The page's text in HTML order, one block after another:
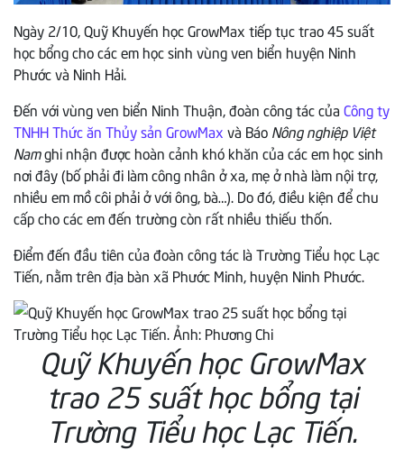
Ngày 2/10, Quỹ Khuyến học GrowMax tiếp tục trao 45 suất
học bổng cho các em học sinh vùng ven biển huyện Ninh
Phước và Ninh Hải.
Đến với vùng ven biển Ninh Thuận, đoàn công tác của Công ty
TNHH Thức ăn Thủy sản GrowMax và Báo Nông nghiệp Việt
Namghi nhận được hoàn cảnh khó khăn của các em học sinh
nơi đây (bố phải đi làm công nhân ở xa, mẹ ở nhà làm nội trợ,
nhiều em mồ côi phải ở với ông, bà…). Do đó, điều kiện để chu
cấp cho các em đến trường còn rất nhiều thiếu thốn.
Điểm đến đầu tiên của đoàn công tác là Trường Tiểu học Lạc
Tiến, nằm trên địa bàn xã Phước Minh, huyện Ninh Phước.
Quỹ Khuyến học GrowMax
trao 25 suất học bổng tại
Trường Tiểu học Lạc Tiến.